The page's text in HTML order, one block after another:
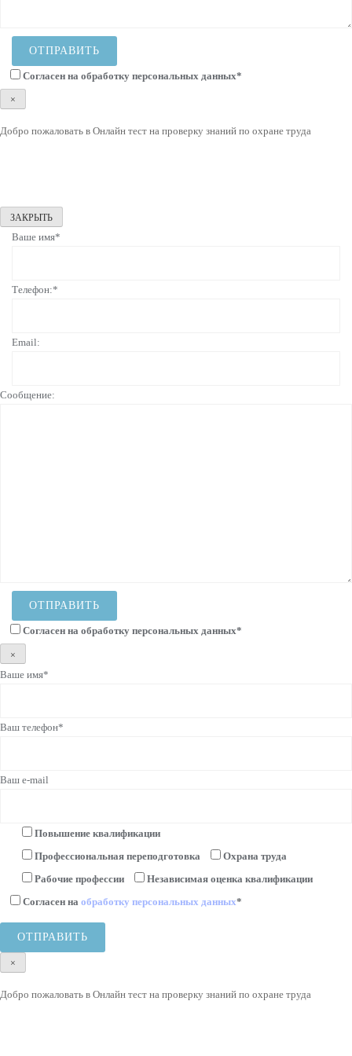
Согласен на обработку персональных данных*
×
Добро пожаловать в Онлайн тест на проверку знаний по охране труда
ЗАКРЫТЬ
Ваше имя*
Телефон:*
Email:
Сообщение:
Согласен на обработку персональных данных*
×
Ваше имя*
Ваш телефон*
Ваш e-mail
Повышение квалификации
Профессиональная переподготовка
Охрана труда
Рабочие профессии
Независимая оценка квалификации
Согласен на обработку персональных данных*
×
Добро пожаловать в Онлайн тест на проверку знаний по охране труда